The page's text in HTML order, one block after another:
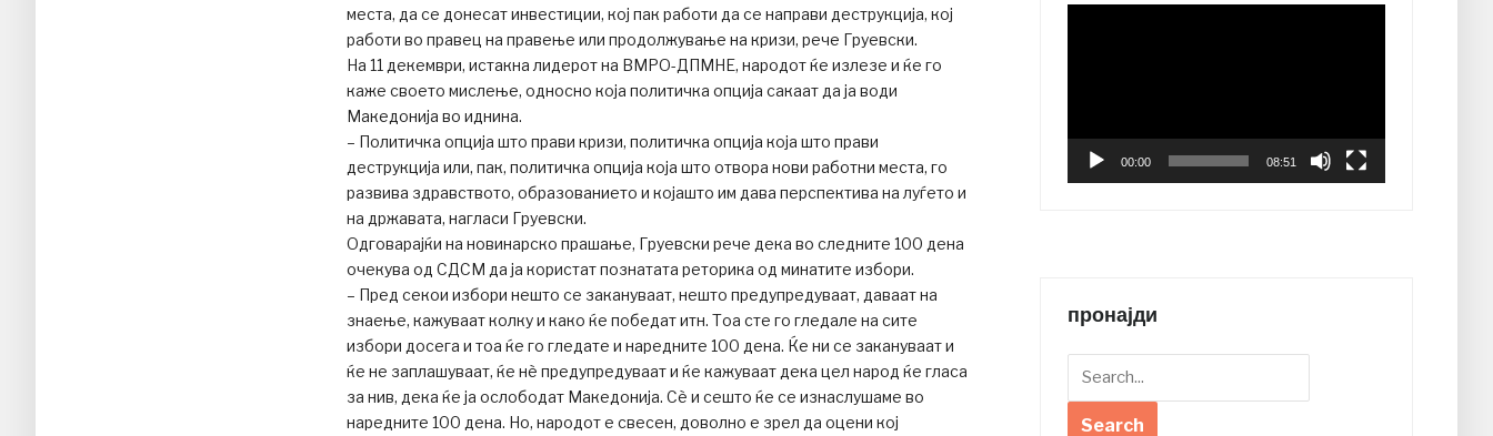
места, да се донесат инвестиции, кој пак работи да се направи деструкција, кој
работи во правец на правење или продолжување на кризи, рече Груевски.
На 11 декември, истакна лидерот на ВМРО-ДПМНЕ, народот ќе излезе и ќе го
каже своето мислење, односно која политичка опција сакаат да ја води
Македонија во иднина.
– Политичка опција што прави кризи, политичка опција која што прави
деструкција или, пак, политичка опција која што отвора нови работни места, го
развива здравството, образованието и којашто им дава перспектива на луѓето и
на државата, нагласи Груевски.
Одговарајќи на новинарско прашање, Груевски рече дека во следните 100 дена
очекува од СДСМ да ја користат познатата реторика од минатите избори.
– Пред секои избори нешто се закануваат, нешто предупредуваат, даваат на
знаење, кажуваат колку и како ќе победат итн. Тоа сте го гледале на сите
избори досега и тоа ќе го гледате и наредните 100 дена. Ќе ни се закануваат и
ќе не заплашуваат, ќе нѐ предупредуваат и ќе кажуваат дека цел народ ќе гласа
за нив, дека ќе ја ослободат Македонија. Сѐ и сешто ќе се изнаслушаме во
наредните 100 дена. Но, народот е свесен, доволно е зрел да оцени кој
00:00 08:51
пронајди